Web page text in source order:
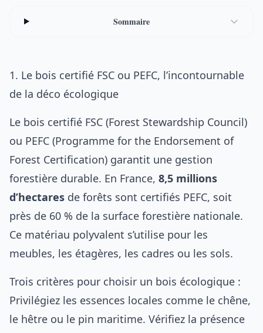
Sommaire
1. Le bois certifié FSC ou PEFC, l’incontournable
de la déco écologique
Le bois certifié FSC (Forest Stewardship Council)
ou PEFC (Programme for the Endorsement of
Forest Certification) garantit une gestion
forestière durable. En France, 8,5 millions
d’hectares de forêts sont certifiés PEFC, soit
près de 60 % de la surface forestière nationale.
Ce matériau polyvalent s’utilise pour les
meubles, les étagères, les cadres ou les sols.
Trois critères pour choisir un bois écologique :
Privilégiez les essences locales comme le chêne,
le hêtre ou le pin maritime. Vérifiez la présence